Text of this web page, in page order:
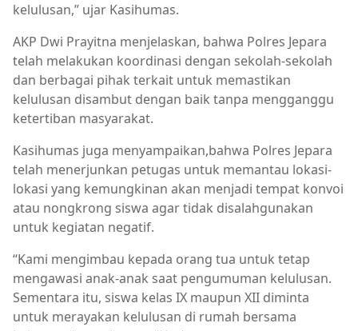
kelulusan,” ujar Kasihumas.
AKP Dwi Prayitna menjelaskan, bahwa Polres Jepara
telah melakukan koordinasi dengan sekolah-sekolah
dan berbagai pihak terkait untuk memastikan
kelulusan disambut dengan baik tanpa mengganggu
ketertiban masyarakat.
Kasihumas juga menyampaikan,bahwa Polres Jepara
telah menerjunkan petugas untuk memantau lokasi-
lokasi yang kemungkinan akan menjadi tempat konvoi
atau nongkrong siswa agar tidak disalahgunakan
untuk kegiatan negatif.
“Kami mengimbau kepada orang tua untuk tetap
mengawasi anak-anak saat pengumuman kelulusan.
Sementara itu, siswa kelas IX maupun XII diminta
untuk merayakan kelulusan di rumah bersama